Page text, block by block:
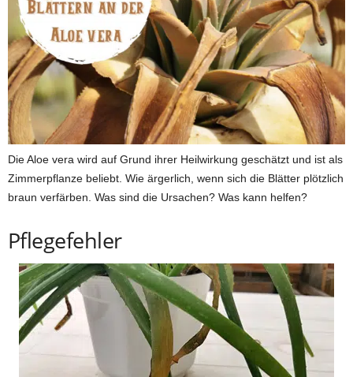
Die Aloe vera wird auf Grund ihrer Heilwirkung geschätzt und ist als
Zimmerpflanze beliebt. Wie ärgerlich, wenn sich die Blätter plötzlich
braun verfärben. Was sind die Ursachen? Was kann helfen?
Pflegefehler